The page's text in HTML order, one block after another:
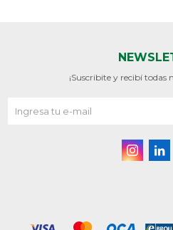
¡Suscribite y recibí todas
 